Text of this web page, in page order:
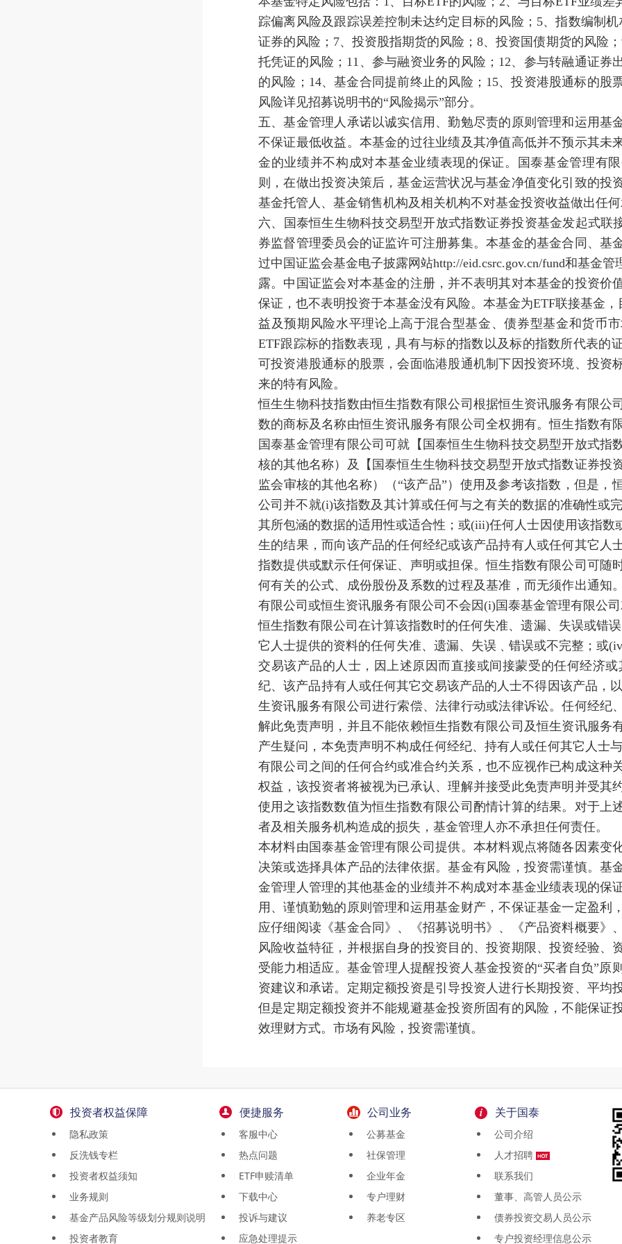
踪偏离风险及跟踪误差控制未达约定目标的风险；5、指数编制
证券的风险；7、投资股指期货的风险；8、投资国债期货的风险
托凭证的风险；11、参与融资业务的风险；12、参与转融通证券
的风险；14、基金合同提前终止的风险；15、投资港股通标的股
风险详见招募说明书的“风险揭示”部分。
五、基金管理人承诺以诚实信用、勤勉尽责的原则管理和运用基
不保证最低收益。本基金的过往业绩及其净值高低并不预示其未
金的业绩并不构成对本基金业绩表现的保证。国泰基金管理有
则，在做出投资决策后，基金运营状况与基金净值变化引致的投
基金托管人、基金销售机构及相关机构不对基金投资收益做出任
六、国泰恒生生物科技交易型开放式指数证券投资基金发起式联
券监督管理委员会的证监许可注册募集。本基金的基金合同、基
过中国证监会基金电子披露网站http://eid.csrc.gov.cn/fund和基金
露。中国证监会对本基金的注册，并不表明其对本基金的投资价
保证，也不表明投资于本基金没有风险。本基金为ETF联接基金
益及预期风险水平理论上高于混合型基金、债券型基金和货币
ETF跟踪标的指数表现，具有与标的指数以及标的指数所代表的
可投资港股通标的股票，会面临港股通机制下因投资环境、投资
来的特有风险。
恒生生物科技指数由恒生指数有限公司根据恒生资讯服务有限公
数的商标及名称由恒生资讯服务有限公司全权拥有。恒生指数有
国泰基金管理有限公司可就【国泰恒生生物科技交易型开放式指
核的其他名称）及【国泰恒生生物科技交易型开放式指数证券投
监会审核的其他名称）（“该产品”）使用及参考该指数，但是，
公司并不就(i)该指数及其计算或任何与之有关的数据的准确性或
其所包涵的数据的适用性或适合性；或(iii)任何人士因使用该指数
生的结果，而向该产品的任何经纪或该产品持有人或任何其它人
指数提供或默示任何保证、声明或担保。恒生指数有限公司可随
何有关的公式、成份股份及系数的过程及基准，而无须作出通知
有限公司或恒生资讯服务有限公司不会因(i)国泰基金管理有限公
恒生指数有限公司在计算该指数时的任何失准、遗漏、失误或错
它人士提供的资料的任何失准、遗漏、失误﹑错误或不完整；或
交易该产品的人士，因上述原因而直接或间接蒙受的任何经济
纪、该产品持有人或任何其它交易该产品的人士不得因该产品，
生资讯服务有限公司进行索偿、法律行动或法律诉讼。任何经纪
解此免责声明，并且不能依赖恒生指数有限公司及恒生资讯服务
产生疑问，本免责声明不构成任何经纪、持有人或任何其它人士
有限公司之间的任何合约或准合约关系，也不应视作已构成这种
权益，该投资者将被视为已承认、理解并接受此免责声明并受其
使用之该指数数值为恒生指数有限公司酌情计算的结果。对于上
者及相关服务机构造成的损失，基金管理人亦不承担任何责任。
本材料由国泰基金管理有限公司提供。本材料观点将随各因素变
决策或选择具体产品的法律依据。基金有风险，投资需谨慎。基
金管理人管理的其他基金的业绩并不构成对本基金业绩表现的保
用、谨慎勤勉的原则管理和运用基金财产，不保证基金一定盈利
应仔细阅读《基金合同》、《招募说明书》、《产品资料概要》
风险收益特征，并根据自身的投资目的、投资期限、投资经验、
受能力相适应。基金管理人提醒投资人基金投资的“买者自负”原
资建议和承诺。定期定额投资是引导投资人进行长期投资、平均
但是定期定额投资并不能规避基金投资所固有的风险，不能保证
效理财方式。市场有风险，投资需谨慎。
投资者权益保障
隐私政策
反洗钱专栏
投资者权益须知
业务规则
基金产品风险等级划分规则说明
投资者教育
便捷服务
客服中心
热点问题
ETF申赎清单
下载中心
投诉与建议
应急处理提示
公司业务
公募基金
社保管理
企业年金
专户理财
养老专区
关于国泰
公司介绍
人才招聘
联系我们
董事、高管人员公示
债券投资交易人员公示
专户投资经理信息公示